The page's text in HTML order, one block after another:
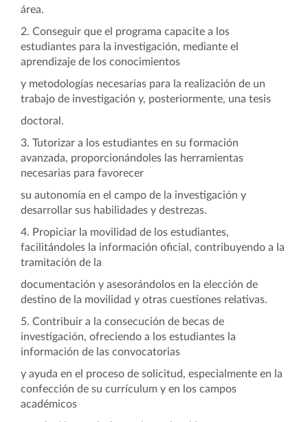
área.
2. Conseguir que el programa capacite a los
estudiantes para la investigación, mediante el
aprendizaje de los conocimientos
y metodologías necesarias para la realización de un
trabajo de investigación y, posteriormente, una tesis
doctoral.
3. Tutorizar a los estudiantes en su formación
avanzada, proporcionándoles las herramientas
necesarias para favorecer
su autonomía en el campo de la investigación y
desarrollar sus habilidades y destrezas.
4. Propiciar la movilidad de los estudiantes,
facilitándoles la información oficial, contribuyendo a la
tramitación de la
documentación y asesorándolos en la elección de
destino de la movilidad y otras cuestiones relativas.
5. Contribuir a la consecución de becas de
investigación, ofreciendo a los estudiantes la
información de las convocatorias
y ayuda en el proceso de solicitud, especialmente en la
confección de su currículum y en los campos
académicos